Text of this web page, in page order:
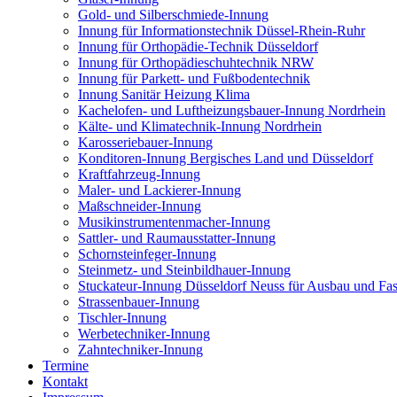
Gold- und Silberschmiede-Innung
Innung für Informationstechnik Düssel-Rhein-Ruhr
Innung für Orthopädie-Technik Düsseldorf
Innung für Orthopädieschuhtechnik NRW
Innung für Parkett- und Fußbodentechnik
Innung Sanitär Heizung Klima
Kachelofen- und Luftheizungsbauer-Innung Nordrhein
Kälte- und Klimatechnik-Innung Nordrhein
Karosseriebauer-Innung
Konditoren-Innung Bergisches Land und Düsseldorf
Kraftfahrzeug-Innung
Maler- und Lackierer-Innung
Maßschneider-Innung
Musikinstrumentenmacher-Innung
Sattler- und Raumausstatter-Innung
Schornsteinfeger-Innung
Steinmetz- und Steinbildhauer-Innung
Stuckateur-Innung Düsseldorf Neuss für Ausbau und
Strassenbauer-Innung
Tischler-Innung
Werbetechniker-Innung
Zahntechniker-Innung
Termine
Kontakt